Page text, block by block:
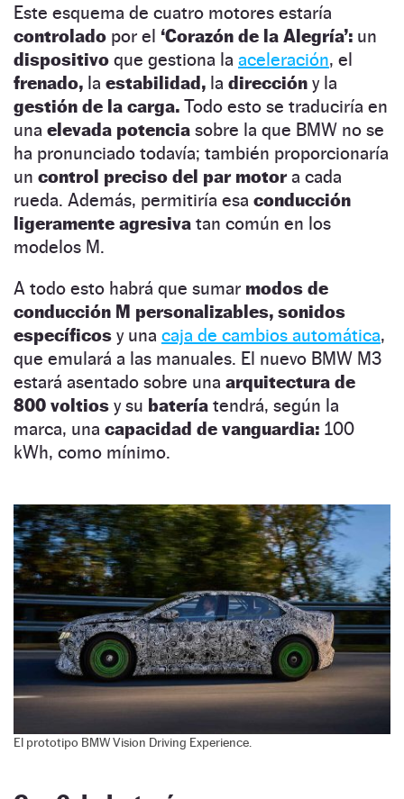
Este esquema de cuatro motores estaría
controlado por el ‘Corazón de la Alegría’: un
dispositivo que gestiona la aceleración, el
frenado, la estabilidad, la dirección y la
gestión de la carga. Todo esto se traduciría en
una elevada potencia sobre la que BMW no se
ha pronunciado todavía; también proporcionaría
un control preciso del par motora cada
rueda. Además, permitiría esa conducción
ligeramente agresiva tan común en los
modelos M.
A todo esto habrá que sumar modos de
conducción M personalizables, sonidos
específicos y una caja de cambios automática,
que emulará a las manuales. El nuevo BMW M3
estará asentado sobre una arquitectura de
800 voltios y su batería tendrá, según la
marca, una capacidad de vanguardia: 100
kWh, como mínimo.
El prototipo BMW Vision Driving Experience.